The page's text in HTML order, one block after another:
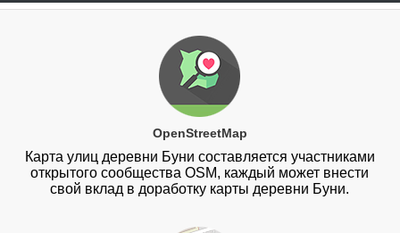
OpenStreetMap
Карта улиц деревни Буни составляется участниками
открытого сообщества OSM, каждый может внести
свой вклад в доработку карты деревни Буни.